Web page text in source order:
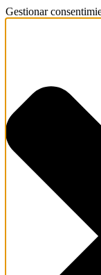
Gestionar